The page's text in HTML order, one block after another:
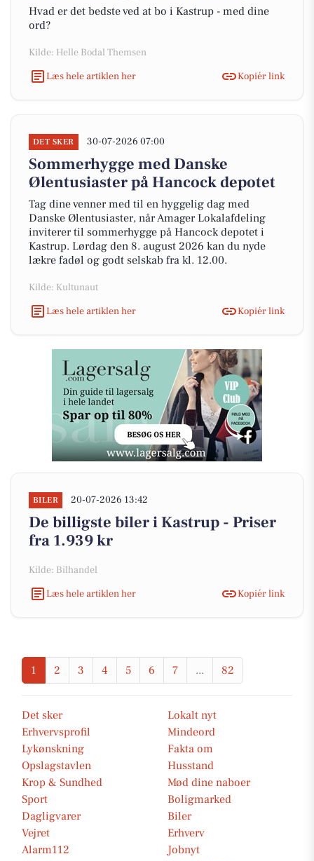
Hvad er det bedste ved at bo i Kastrup - med dine
ord?
Kilde: Helle Bodal Themsen
Læs hele artiklen her
Kopiér link
DET SKER 30-07-2026 07:00
Sommerhygge med Danske
Ølentusiaster på Hancock depotet
Tag dine venner med til en hyggelig dag med
Danske Ølentusiaster, når Amager Lokalafdeling
inviterer til sommerhygge på Hancock depotet i
Kastrup. Lørdag den 8. august 2026 kan du nyde
lækre fadøl og godt selskab fra kl. 12.00.
Kilde: Kultunaut
Læs hele artiklen her
Kopiér link
BILER 20-07-2026 13:42
De billigste biler i Kastrup - Priser
fra 1.939 kr
Kilde: Bilhandel
Læs hele artiklen her
Kopiér link
1 2 3 4 5 6 7 ... 82
Det sker
Lokalt nyt
Erhvervsprofil
Mindeord
Lykønskning
Fakta om
Opslagstavlen
Husstand
Krop & Sundhed
Mød dine naboer
Sport
Boligmarked
Dagligvarer
Biler
Vejret
Erhverv
Alarm112
Jobnyt